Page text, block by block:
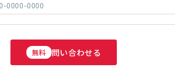
無料 問い合わせる